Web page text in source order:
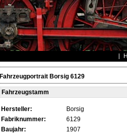
Fahrzeugportrait Borsig 6129
Fahrzeugstamm
Hersteller:
Borsig
Fabriknummer:
6129
Baujahr:
1907